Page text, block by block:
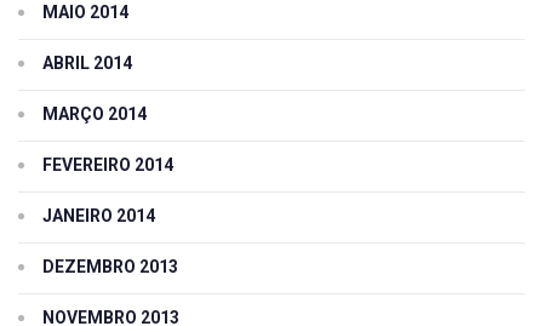
MAIO 2014
ABRIL 2014
MARÇO 2014
FEVEREIRO 2014
JANEIRO 2014
DEZEMBRO 2013
NOVEMBRO 2013